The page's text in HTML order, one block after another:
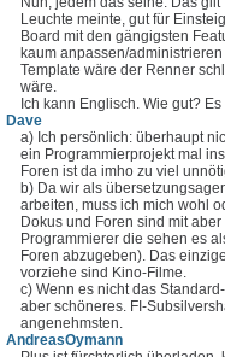
Leuchte meinte, gut für
Board mit den gängigsten
kaum anpassen/
Template wäre der Renner
wäre.
Ich kann Englisch. Wie gut?
Dave
a) Ich persönlich: überhaupt
ein Programmierprojekt mal
Foren ist da imho zu viel
b) Da wir als
arbeiten, muss ich mich wohl
Dokus und Foren sind mit
Programmierer die sehen es
Foren abzugeben). Das
vorziehe sind Kino-Filme.
c) Wenn es nicht das
aber schöneres. FI-
angenehmsten.
AndreasOymann